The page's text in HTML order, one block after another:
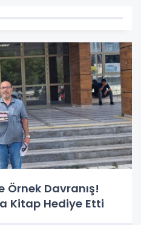
Örnek Davranış!
Kitap Hediye Etti